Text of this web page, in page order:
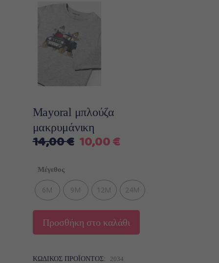
Mayoral μπλούζα
μακρυμάνικη
14,00€ Original
14,00 €.
10,00€Η
είναι:
10,00 €.
Μέγεθος
6M 9M 12M 24M
Προσθήκη στο καλάθι
ΚΩΔΙΚΌΣ ΠΡΟΪΌΝΤΟΣ: 2034